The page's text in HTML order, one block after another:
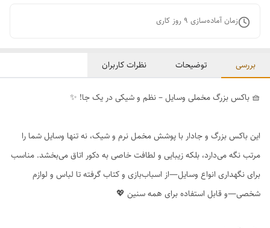
زمان آماده‌سازی 9 روز کاری
بررسی توضیحات نظرات کاربران
🧺 باکس بزرگ مخملی وسایل – نظم و شیکی در یک جا! ✨
این باکس بزرگ و جادار با پوشش مخمل نرم و شیک، نه تنها وسایل شما را
مرتب نگه می‌دارد، بلکه زیبایی و لطافت خاصی به دکور اتاق می‌بخشد. مناسب
برای نگهداری انواع وسایل—از اسباب‌بازی و کتاب گرفته تا لباس و لوازم
شخصی—و قابل استفاده برای همه سنین 💖